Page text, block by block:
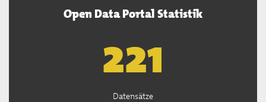
Open Data Portal Statistik
222
Datensätze